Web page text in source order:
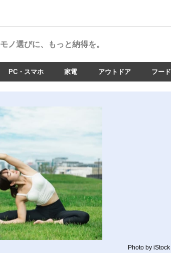
モノ選びに、もっと納得を。
PC・スマホ 家電 アウトドア フード
Photo by iStock